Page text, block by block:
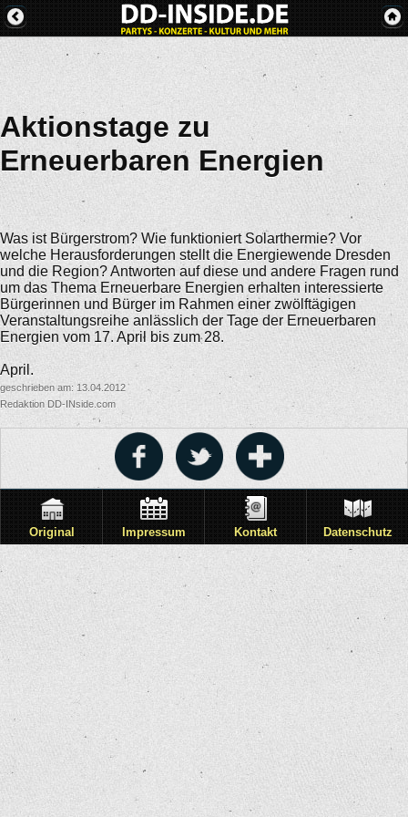
Aktionstage zu
Erneuerbaren Energien
Was ist Bürgerstrom? Wie funktioniert Solarthermie? Vor
welche Herausforderungen stellt die Energiewende Dresden
und die Region? Antworten auf diese und andere Fragen rund
um das Thema Erneuerbare Energien erhalten interessierte
Bürgerinnen und Bürger im Rahmen einer zwölftägigen
Veranstaltungsreihe anlässlich der Tage der Erneuerbaren
Energien vom 17. April bis zum 28.
April.
geschrieben am: 13.04.2012
Redaktion DD-INside.com
Original Impressum Kontakt Datenschutz